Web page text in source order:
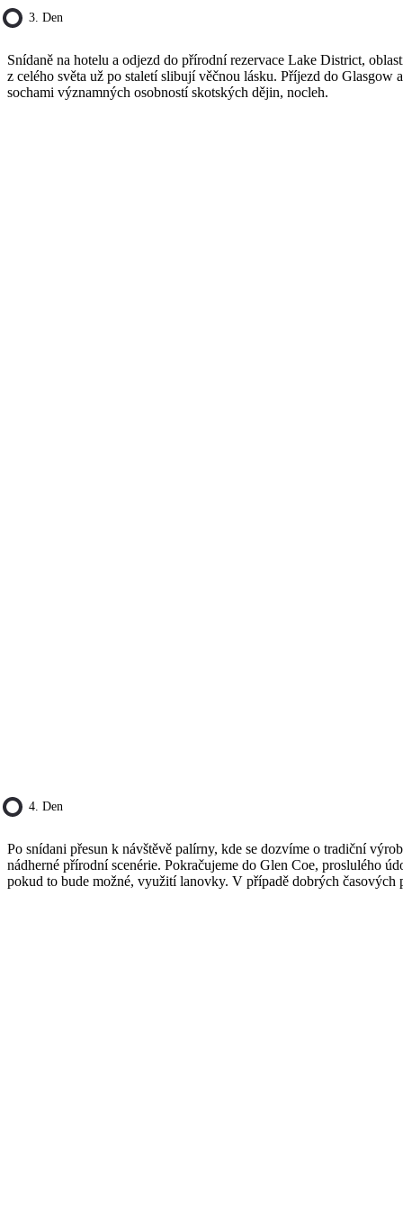
3. Den
Snídaně na hotelu a odjezd do přírodní rezervace Lake District,
z celého světa už po staletí slibují věčnou lásku. Příjezd do Glasgow
sochami významných osobností skotských dějin, nocleh.
4. Den
Po snídani přesun k návštěvě palírny, kde se dozvíme o tradiční
nádherné přírodní scenérie. Pokračujeme do Glen Coe, proslulého
pokud to bude možné, využití lanovky. V případě dobrých